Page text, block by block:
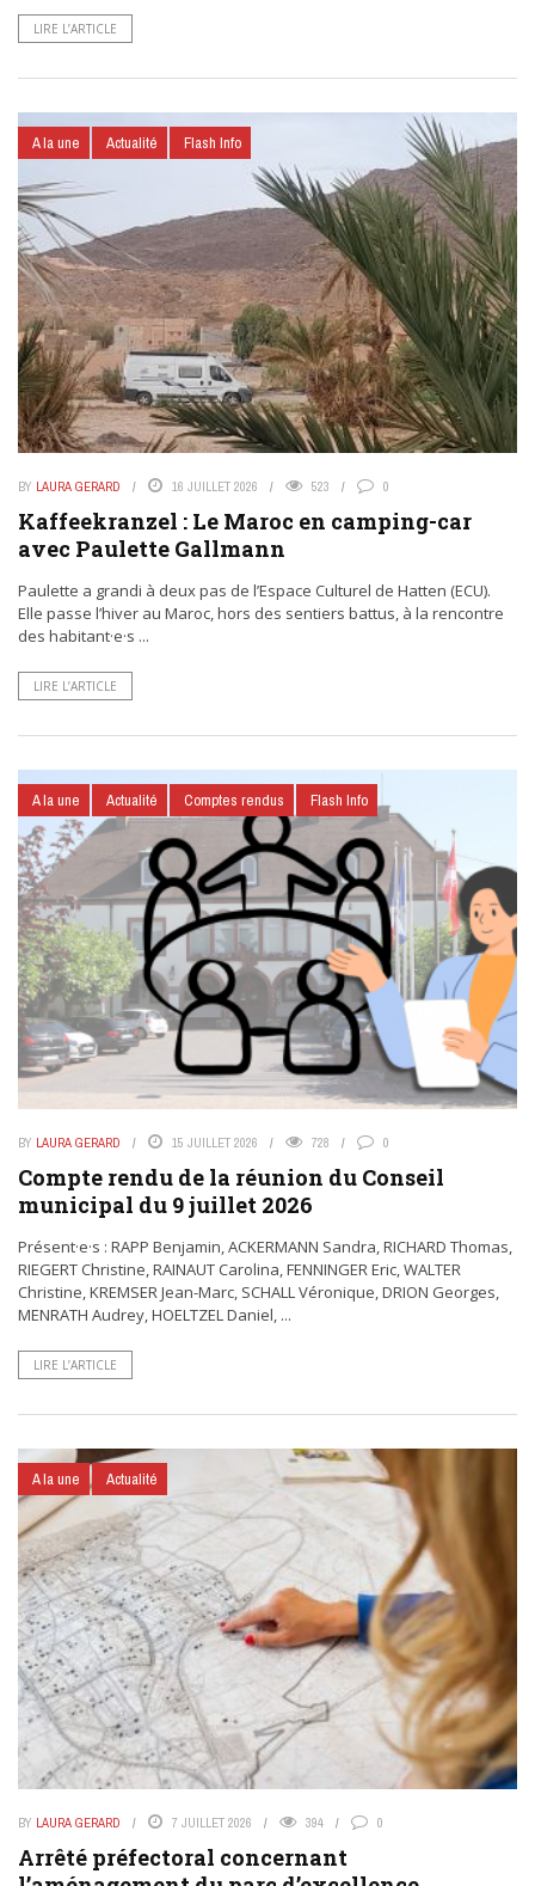
LIRE L’ARTICLE
A la une Actualité Flash Info
BY LAURA GERARD 16 JUILLET 2026 523 0
Kaffeekranzel : Le Maroc en camping-car
avec Paulette Gallmann
Paulette a grandi à deux pas de l’Espace Culturel de Hatten (ECU).
Elle passe l’hiver au Maroc, hors des sentiers battus, à la rencontre
des habitant·e·s ...
LIRE L’ARTICLE
A la une Actualité Comptes rendus Flash Info
BY LAURA GERARD 15 JUILLET 2026 728 0
Compte rendu de la réunion du Conseil
municipal du 9 juillet 2026
Présent·e·s : RAPP Benjamin, ACKERMANN Sandra, RICHARD Thomas,
RIEGERT Christine, RAINAUT Carolina, FENNINGER Eric, WALTER
Christine, KREMSER Jean-Marc, SCHALL Véronique, DRION Georges,
MENRATH Audrey, HOELTZEL Daniel, ...
LIRE L’ARTICLE
A la une Actualité
BY LAURA GERARD 7 JUILLET 2026 394 0
Arrêté préfectoral concernant